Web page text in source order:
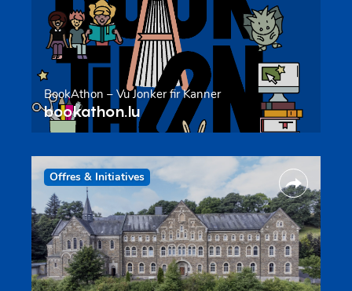
BookAthon – Vu Jonker fir Kanner
bookathon.lu
Offres & Initiatives